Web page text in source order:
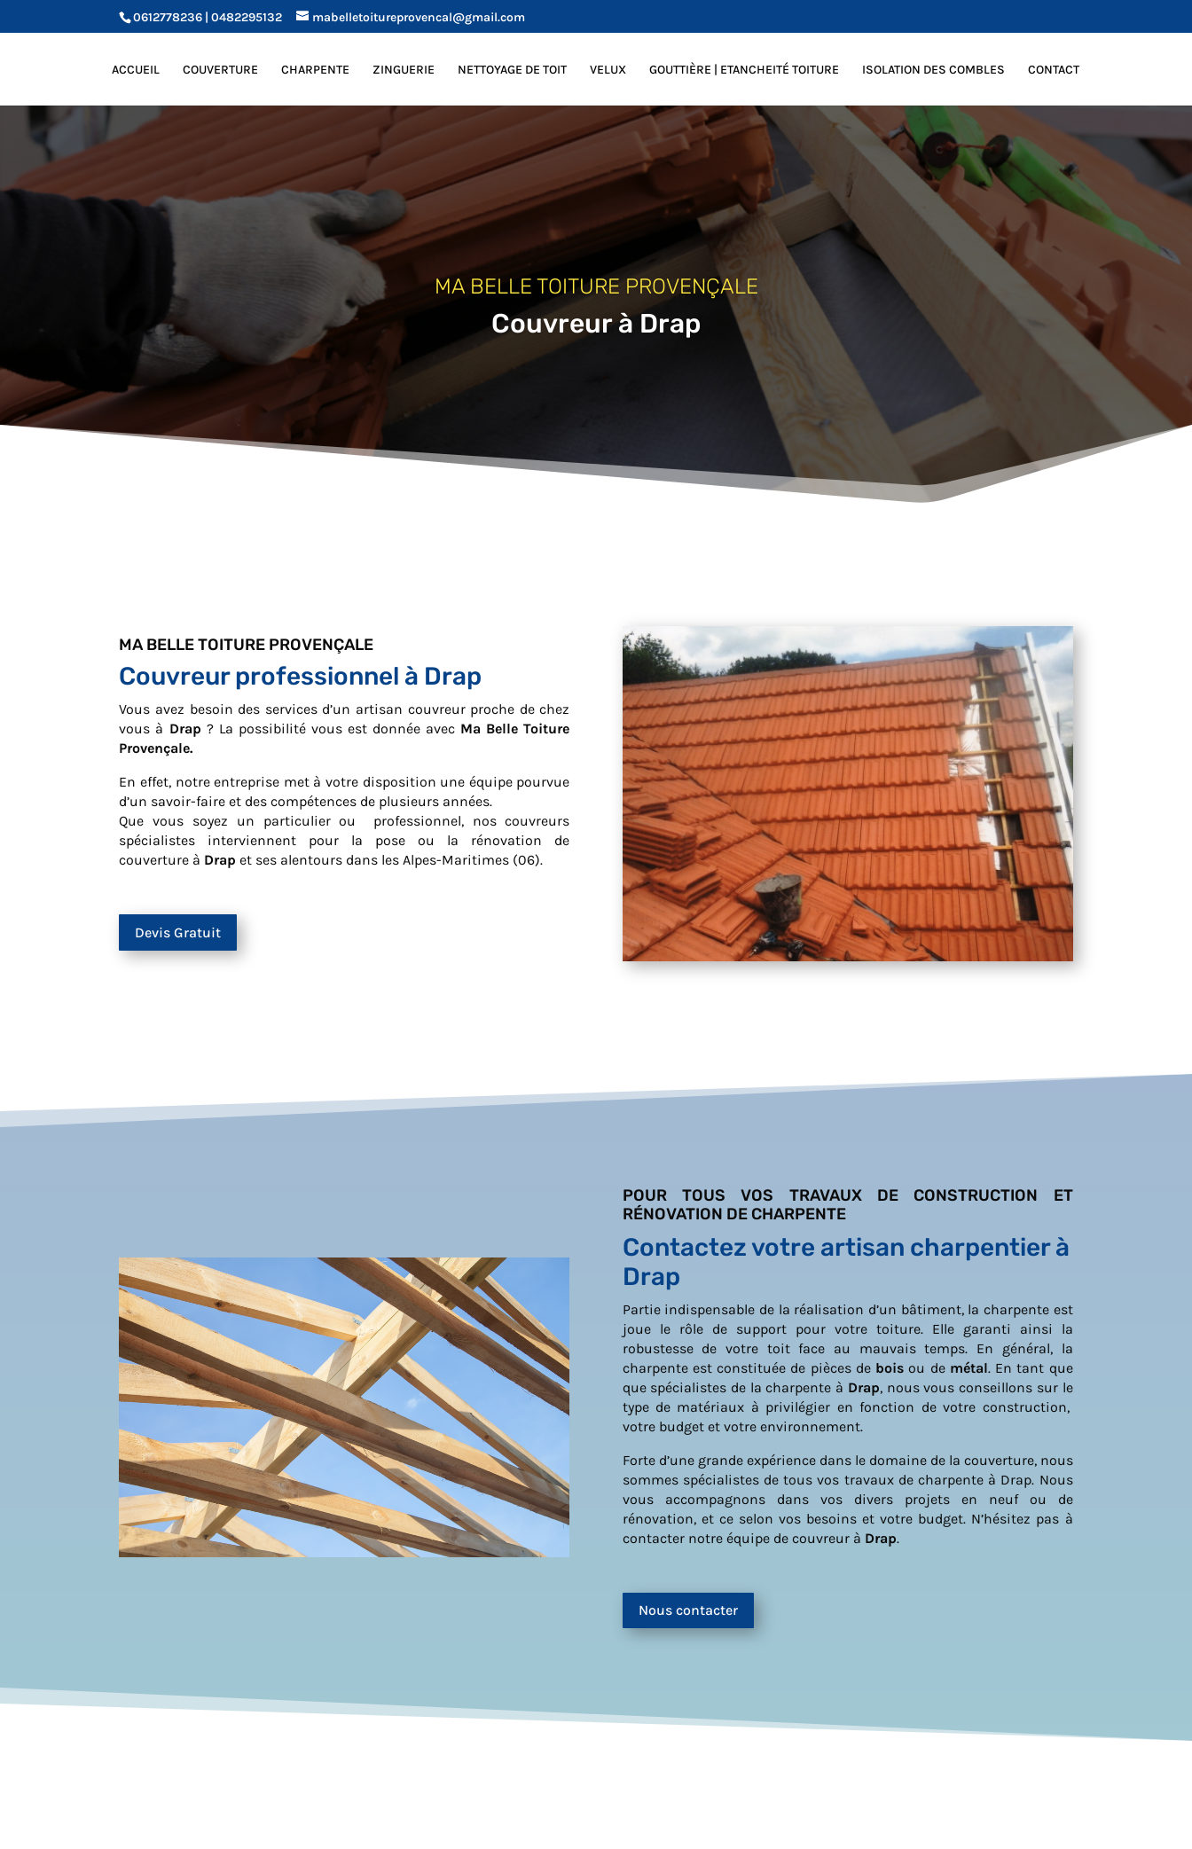
0612778236 | 0482295132 mabelletoitureprovencal@gmail.com
ACCUEIL COUVERTURE CHARPENTE ZINGUERIE NETTOYAGE DE TOIT VELUX GOUTTIÈRE | ETANCHEITÉ TOITURE ISOLATION DES COMBLES CONTACT
MA BELLE TOITURE PROVENÇALE
Couvreur à Drap
MA BELLE TOITURE PROVENÇALE
Couvreur professionnel à Drap
Vous avez besoin des services d’un artisan couvreur proche de chez
vous à Drap ? La possibilité vous est donnée avec Ma Belle Toiture
Provençale.
En effet, notre entreprise met à votre disposition une équipe pourvue
d’un savoir-faire et des compétences de plusieurs années.
Que vous soyez un particulier ou professionnel, nos couvreurs
spécialistes interviennent pour la pose ou la rénovation de
couverture à Drap et ses alentours dans les Alpes-Maritimes (06).
Devis Gratuit
POUR TOUS VOS TRAVAUX DE CONSTRUCTION ET
RÉNOVATION DE CHARPENTE
Contactez votre artisan charpentier à
Drap
Partie indispensable de la réalisation d’un bâtiment, la charpente est
joue le rôle de support pour votre toiture. Elle garanti ainsi la
robustesse de votre toit face au mauvais temps. En général, la
charpente est constituée de pièces de bois ou de métal. En tant que
que spécialistes de la charpente à Drap, nous vous conseillons sur le
type de matériaux à privilégier en fonction de votre construction,
votre budget et votre environnement.
Forte d’une grande expérience dans le domaine de la couverture, nous
sommes spécialistes de tous vos travaux de charpente à Drap. Nous
vous accompagnons dans vos divers projets en neuf ou de
rénovation, et ce selon vos besoins et votre budget. N’hésitez pas à
contacter notre équipe de couvreur à Drap.
Nous contacter